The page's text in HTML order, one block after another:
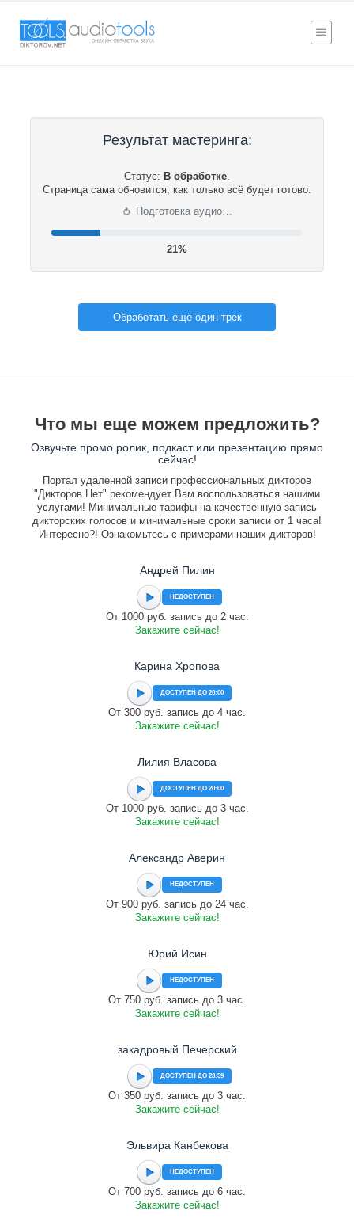
Результат мастеринга:
Статус: В обработке.
Страница сама обновится, как только всё будет готово.
⟳ Подготовка аудио…
22%
Обработать ещё один трек
Что мы еще можем предложить?
Озвучьте промо ролик, подкаст или презентацию прямо
сейчас!
Портал удаленной записи профессиональных дикторов
"Дикторов.Нет" рекомендует Вам воспользоваться нашими
услугами! Минимальные тарифы на качественную запись
дикторских голосов и минимальные сроки записи от 1 часа!
Интересно?! Ознакомьтесь с примерами наших дикторов!
Андрей Пилин
НЕДОСТУПЕН
От 1000 руб. запись до 2 час.
Закажите сейчас!
Карина Хропова
ДОСТУПЕН ДО 20:00
От 300 руб. запись до 4 час.
Закажите сейчас!
Лилия Власова
ДОСТУПЕН ДО 20:00
От 1000 руб. запись до 3 час.
Закажите сейчас!
Александр Аверин
НЕДОСТУПЕН
От 900 руб. запись до 24 час.
Закажите сейчас!
Юрий Исин
НЕДОСТУПЕН
От 750 руб. запись до 3 час.
Закажите сейчас!
закадровый Печерский
ДОСТУПЕН ДО 23:59
От 350 руб. запись до 3 час.
Закажите сейчас!
Эльвира Канбекова
НЕДОСТУПЕН
От 700 руб. запись до 6 час.
Закажите сейчас!